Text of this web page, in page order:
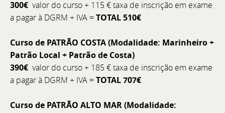
um Assistente que sirva de elo entre a oficina e os
clientes, garantindo que cada processo de serviço é
acompanhado com rigor, do agendamento à fatura.
300€ valor do curso + 115 € taxa de inscrição em exame
a pagar à DGRM + IVA =TOTAL 510€
Curso de PATRÃO COSTA (Modalidade: Marinheiro +
Patrão Local + Patrão de Costa)
390€ valor do curso + 185 € taxa de inscrição em exame
a pagar à DGRM + IVA =TOTAL 707€
Curso de PATRÃO ALTO MAR (Modalidade: